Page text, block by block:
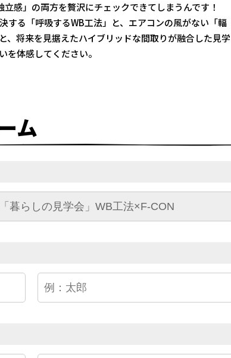
感」の両方を贅沢にチェックできてしまうんです！
する「呼吸するWB工法」と、エアコンの風がない「輻
、将来を見据えたハイブリッドな間取りが融合した見学
を体感してください。
ム